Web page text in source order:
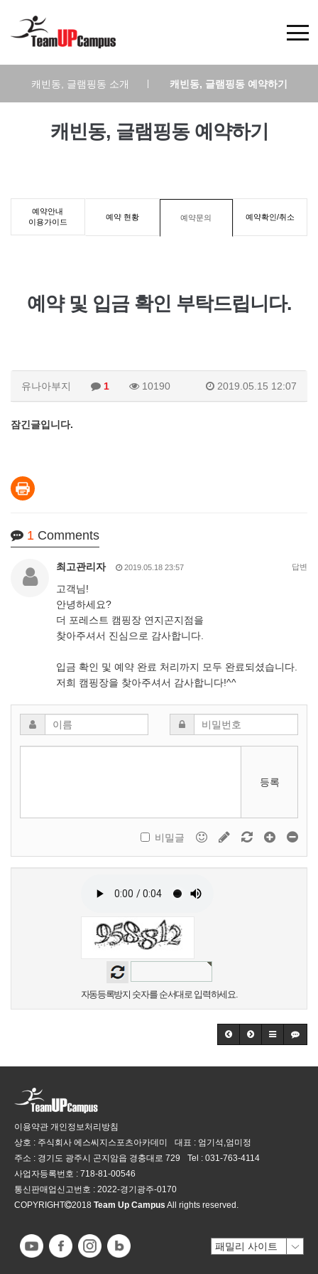
캐빈동, 글램핑동 소개 캐빈동, 글램핑동 예약하기
캐빈동, 글램핑동 예약하기
예약안내
이용가이드
예약 현황 예약문의 예약확인/취소
예약 및 입금 확인 부탁드립니다.
유나아부지 1 10190 2019.05.15 12:07
잠긴글입니다.
1 Comments
최고관리자 2019.05.18 23:57 답변
고객님!
안녕하세요?
더 포레스트 캠핑장 연지곤지점을
찾아주셔서 진심으로 감사합니다.
입금 확인 및 예약 완료 처리까지 모두 완료되셨습니다.
저희 캠핑장을 찾아주셔서 감사합니다!^^
등록
비밀글
자동등록방지 숫자를 순서대로 입력하세요.
이용약관 개인정보처리방침
상호 : 주식회사 에스씨지스포츠아카데미
대표 : 엄기석,엄미정
주소 : 경기도 광주시 곤지암읍 경충대로 729
Tel : 031-763-4114
사업자등록번호 : 718-81-00546
통신판매업신고번호 : 2022-경기광주-0170
COPYRIGHT
2018 Team Up Campus All rights reserved.